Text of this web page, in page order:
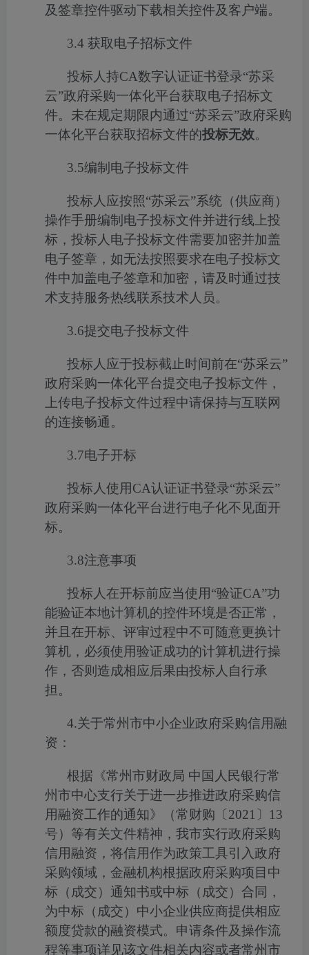
及签章控件驱动下载相关控件及客户端。
3.4 获取电子招标文件
投标人持CA数字认证证书登录“苏采
云”政府采购一体化平台获取电子招标文
件。未在规定期限内通过“苏采云”政府采购
一体化平台获取招标文件的投标无效。
3.5编制电子投标文件
投标人应按照“苏采云”系统（供应商）
操作手册编制电子投标文件并进行线上投
标，投标人电子投标文件需要加密并加盖
电子签章 ，如无法按照要求在电子投标文
件中加盖电子签章和加密，请及时通过技
术支持服务热线联系技术人员。
3.6提交电子投标文件
投标人应于投标截止时间前在“苏采云”
政府采购一体化平台提交电子投标文件，
上传电子投标文件过程中请保持与互联网
的连接畅通。
3.7电子开标
投标人使用CA认证证书登录“苏采云”
政府采购一体化平台进行电子化不见面开
标。
3.8注意事项
投标人在开标前应当使用“验证CA”功
能验证本地计算机的控件环境是否正常，
并且在开标、评审过程中不可随意更换计
算机，必须使用验证成功的计算机进行操
作，否则造成相应后果由投标人自行承
担。
4.关于常州市中小企业政府采购信用融
资：
根据《常州市财政局 中国人民银行常
州市中心支行关于进一步推进政府采购信
用融资工作的通知》（常财购〔 2021 〕 13
号）等有关文件精神，我市实行政府采购
信用融资，将信用作为政策工具引入政府
采购领域，金融机构根据政府采购项目中
标（成交）通知书或中标（成交）合同，
为中标（成交）中小企业供应商提供相应
额度贷款的融资模式。申请条件及操作流
程等事项详见该文件相关内容或者常州市